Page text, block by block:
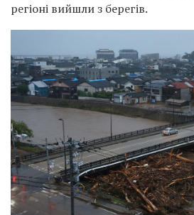
регіоні вийшли з берегів.